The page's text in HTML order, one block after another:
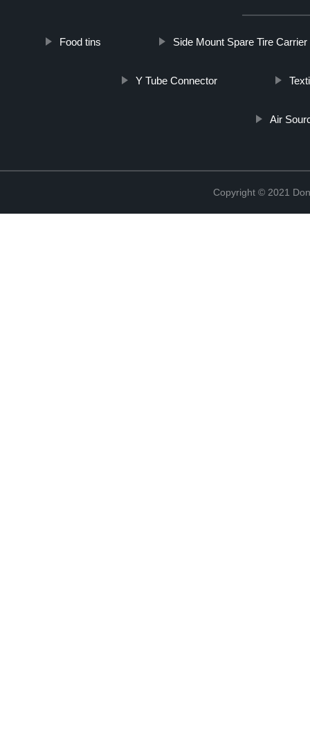
Food tins Side Mount Spare Tire Carrier
Y Tube Connector
Air
Copyright © 2021